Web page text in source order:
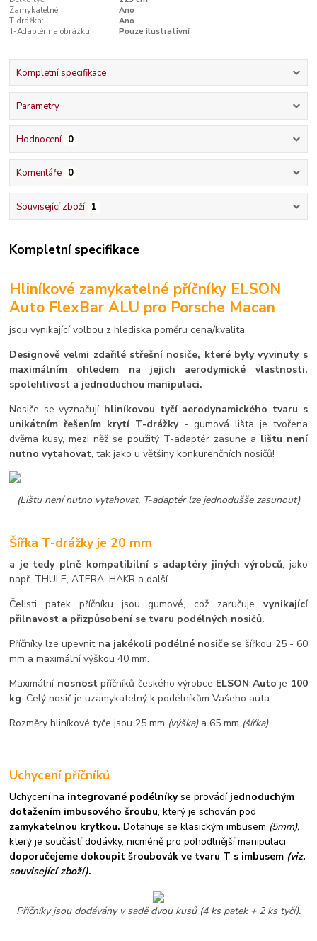
Zamykatelné:
Ano
T-drážka:
Ano
T-Adaptér na obrázku:
Pouze ilustrativní
Kompletní specifikace
Parametry
Hodnocení 0
Komentáře 0
Související zboží 1
Kompletní specifikace
Hliníkové zamykatelné příčníky ELSON
Auto FlexBar ALU pro Porsche Macan
jsou vynikající volbou z hlediska poměru cena/kvalita.
Designově velmi zdařilé střešní nosiče, které byly vyvinuty s
maximálním ohledem na jejich aerodymické vlastnosti,
spolehlivost a jednoduchou manipulaci.
Nosiče se vyznačují hliníkovou tyčí aerodynamického tvaru s
unikátním řešením krytí T-drážky- gumová lišta je tvořena
dvěma kusy, mezi něž se použitý T-adaptér zasune a lištu není
nutno vytahovat, tak jako u většiny konkurenčních nosičů!
(Lištu není nutno vytahovat, T-adaptér lze jednodušše zasunout)
Šířka T-drážky je 20 mm
a je tedy plně kompatibilní s adaptéry jiných výrobců, jako
např. THULE, ATERA, HAKR a další.
Čelisti patek příčníku jsou gumové, což zaručuje vynikající
přilnavost a přizpůsobení se tvaru podélných nosičů.
Příčníky lze upevnit na jakékoli podélné nosiče se šířkou 25 - 60
mm a maximální výškou 40 mm.
Maximální nosnostpříčníků českého výrobce ELSON Autoje 100
kg. Celý nosič je uzamykatelný k podélníkům Vašeho auta.
Rozměry hliníkové tyče jsou 25 mm (výška)a 65 mm (šířka).
Uchycení příčníků
Uchycení na integrované podélníkyse provádí jednoduchým
dotažením imbusového šroubu, který je schován pod
zamykatelnou krytkou.Dotahuje se klasickým imbusem (5mm),
který je součástí dodávky, nicméně pro pohodlnější manipulaci
doporučejeme dokoupit šroubovák ve tvaru T s imbusem (viz.
související zboží).
Příčníky jsou dodávány v sadě dvou kusů (4 ks patek + 2 ks tyčí).